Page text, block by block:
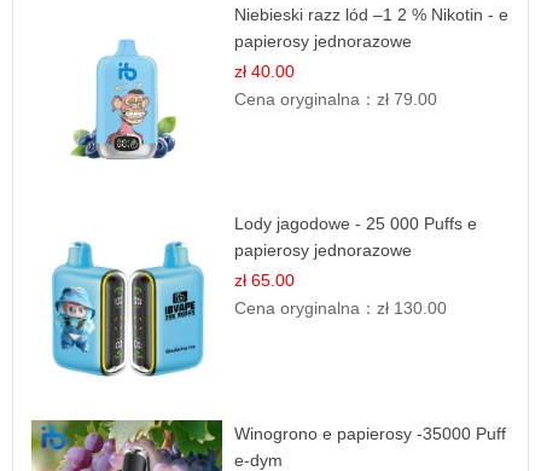
Niebieski razz lód –1 2 % Nikotin - e
papierosy jednorazowe
zł 40.00
Cena oryginalna：zł 79.00
Lody jagodowe - 25 000 Puffs e
papierosy jednorazowe
zł 65.00
Cena oryginalna：zł 130.00
Winogrono e papierosy -35000 Puff
e-dym